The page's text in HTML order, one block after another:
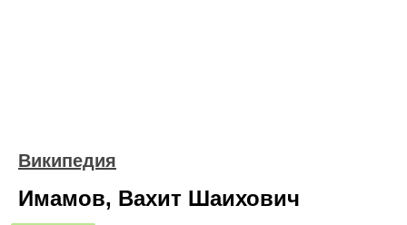
Википедия
Имамов, Вахит Шаихович